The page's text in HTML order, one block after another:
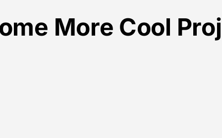
More Cool